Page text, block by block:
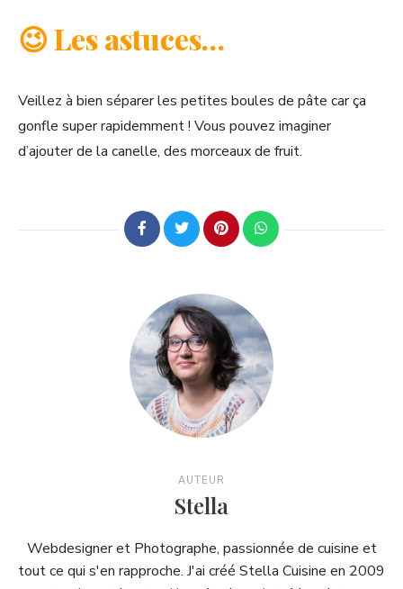
😉 Les astuces…
Veillez à bien séparer les petites boules de pâte car ça
gonfle super rapidemment ! Vous pouvez imaginer
d’ajouter de la canelle, des morceaux de fruit.
AUTEUR
Stella
Webdesigner et Photographe, passionnée de cuisine et
tout ce qui s'en rapproche. J'ai créé Stella Cuisine en 2009